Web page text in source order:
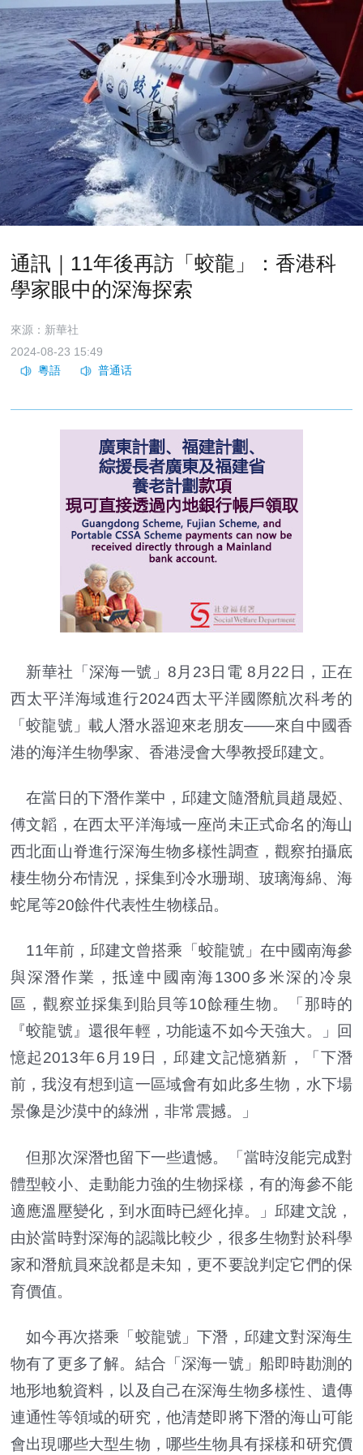
通訊｜11年後再訪「蛟龍」：香港科
學家眼中的深海探索
來源：新華社
2024-08-23 15:49
新華社「深海一號」8月23日電 8月22日，正在
西太平洋海域進行2024西太平洋國際航次科考的
「蛟龍號」載人潛水器迎來老朋友——來自中國香
港的海洋生物學家、香港浸會大學教授邱建文。
在當日的下潛作業中，邱建文隨潛航員趙晟婭、
傅文韜，在西太平洋海域一座尚未正式命名的海山
西北面山脊進行深海生物多樣性調查，觀察拍攝底
棲生物分布情況，採集到冷水珊瑚、玻璃海綿、海
蛇尾等20餘件代表性生物樣品。
11年前，邱建文曾搭乘「蛟龍號」在中國南海參
與深潛作業，抵達中國南海1300多米深的冷泉
區，觀察並採集到貽貝等10餘種生物。「那時的
『蛟龍號』還很年輕，功能遠不如今天強大。」回
憶起2013年6月19日，邱建文記憶猶新，「下潛
前，我沒有想到這一區域會有如此多生物，水下場
景像是沙漠中的綠洲，非常震撼。」
但那次深潛也留下一些遺憾。「當時沒能完成對
體型較小、走動能力強的生物採樣，有的海參不能
適應溫壓變化，到水面時已經化掉。」邱建文說，
由於當時對深海的認識比較少，很多生物對於科學
家和潛航員來說都是未知，更不要說判定它們的保
育價值。
如今再次搭乘「蛟龍號」下潛，邱建文對深海生
物有了更多了解。結合「深海一號」船即時勘測的
地形地貌資料，以及自己在深海生物多樣性、遺傳
連通性等領域的研究，他清楚即將下潛的海山可能
會出現哪些大型生物，哪些生物具有採樣和研究價